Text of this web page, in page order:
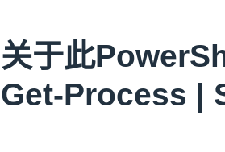
关于此
Get-Process |